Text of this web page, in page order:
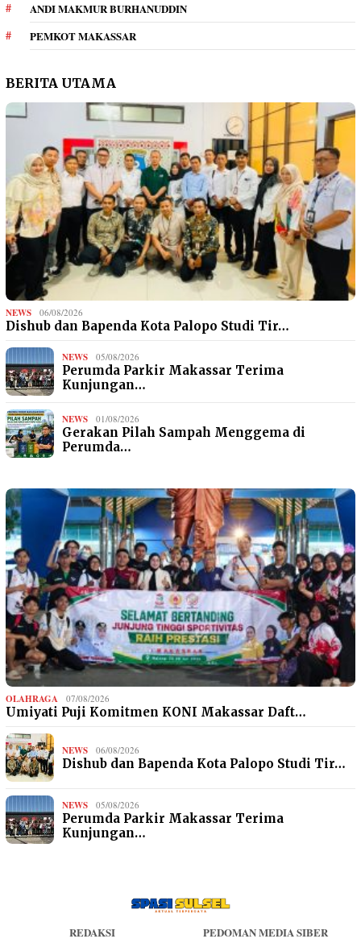
ANDI MAKMUR BURHANUDDIN
PEMKOT MAKASSAR
BERITA UTAMA
NEWS 06/08/2026
Dishub dan Bapenda Kota Palopo Studi Tir…
NEWS 05/08/2026
Perumda Parkir Makassar Terima
Kunjungan…
NEWS 01/08/2026
Gerakan Pilah Sampah Menggema di
Perumda…
OLAHRAGA 07/08/2026
Umiyati Puji Komitmen KONI Makassar Daft…
NEWS 06/08/2026
Dishub dan Bapenda Kota Palopo Studi Tir…
NEWS 05/08/2026
Perumda Parkir Makassar Terima
Kunjungan…
REDAKSI PEDOMAN MEDIA SIBER